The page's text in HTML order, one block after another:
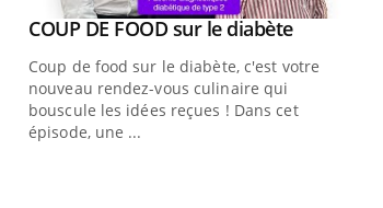
Youtube
COUP DE FOOD sur le diabèteYoutube
Coup de food sur le diabète, c'est votre
nouveau rendez-vous culinaire qui
bouscule les idées reçues ! Dans cet
épisode, une ...